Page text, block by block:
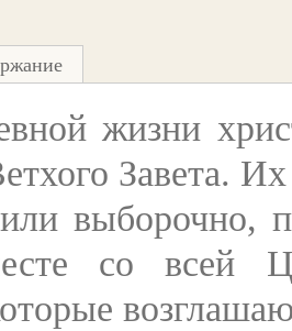
жизни
Завета.
или
со всей